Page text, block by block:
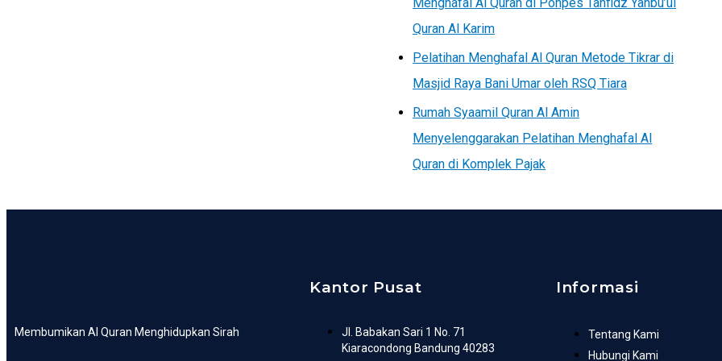
Quran Al Karim
Pelatihan Menghafal Al Quran Metode Tikrar di
Masjid Raya Bani Umar oleh RSQ Tiara
Rumah Syaamil Quran Al Amin
Menyelenggarakan Pelatihan Menghafal Al
Quran di Komplek Pajak
Membumikan Al Quran Menghidupkan Sirah
Kantor Pusat
Jl. Babakan Sari 1 No. 71
Kiaracondong Bandung 40283
Informasi
Tentang Kami
Hubungi Kami